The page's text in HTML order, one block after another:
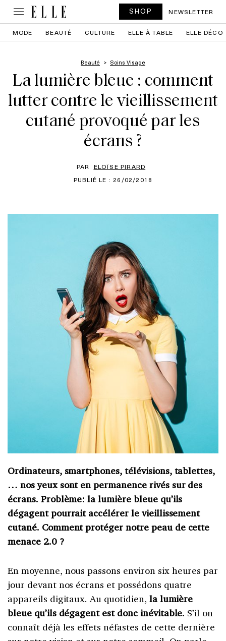
SHOP NEWSLETTER
MODE BEAUTÉ CULTURE ELLE À TABLE ELLE DÉCO
Beauté Soins Visage
La lumière bleue : comment
lutter contre le vieillissement
cutané provoqué par les
écrans ?
PAR ELOÏSE PIRARD
PUBLIÉ LE : 26/02/2018
Ordinateurs, smartphones, télévisions, tablettes,
… nos yeux sont en permanence rivés sur des
écrans. Problème: la lumière bleue qu’ils
dégagent pourrait accélérer le vieillissement
cutané. Comment protéger notre peau de cette
menace 2.0 ?
En moyenne, nous passons environ six heures par
jour devant nos écrans et possédons quatre
appareils digitaux. Au quotidien, la lumière
bleue qu’ils dégagent est donc inévitable. S’il on
connaît déjà les effets néfastes de cette dernière